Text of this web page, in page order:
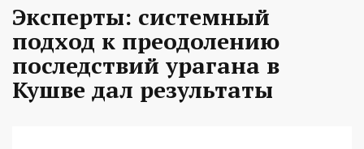
Эксперты: системный
подход к преодолению
последствий урагана в
Кушве дал результаты